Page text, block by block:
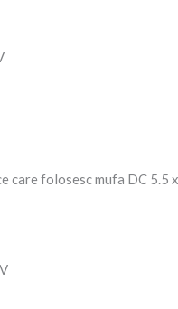
care folosesc mufa DC 5.5 x